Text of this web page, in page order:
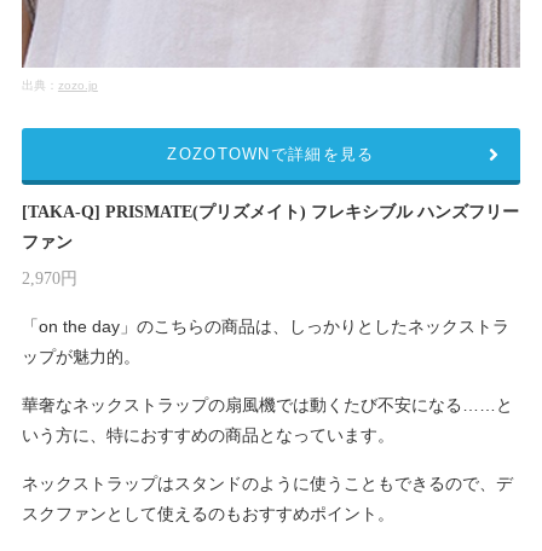
出典： zozo.jp
[TAKA-Q] PRISMATE(プリズメイト) フレキシブル ハンズフリー
ファン
2,970円
「on the day」のこちらの商品は、しっかりとしたネックストラ
ップが魅力的。
華奢なネックストラップの扇風機では動くたび不安になる……と
いう方に、特におすすめの商品となっています。
ネックストラップはスタンドのように使うこともできるので、デ
スクファンとして使えるのもおすすめポイント。
ZOZOTOWNで詳細を見る